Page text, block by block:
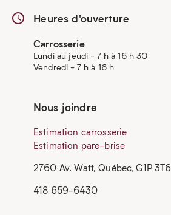
Heures d'ouverture
Carrosserie
Lundi au jeudi - 7 h à 16 h 30
Vendredi - 7 h à 16 h
Nous joindre
Estimation carrosserie
Estimation pare-brise
2760 Av. Watt, Québec, G1P 3T6
418 659-6430